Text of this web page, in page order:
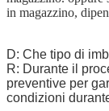
in magazzino,
D: Che tipo di
R: Durante il
preventive per
condizioni